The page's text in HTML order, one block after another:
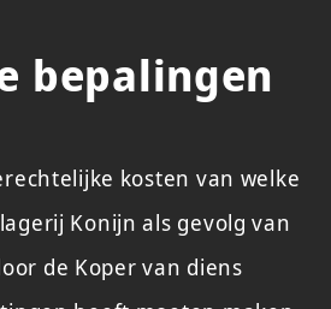
bepalingen
kosten van welke
Konijn als gevolg van
de Koper van diens